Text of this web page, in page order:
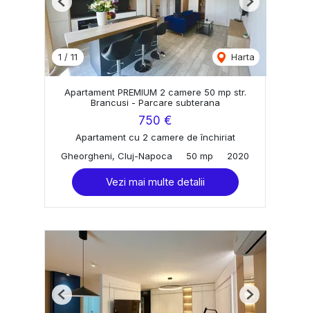
1 / 11 Harta
Previous Next
Apartament PREMIUM 2 camere 50 mp str.
Brancusi - Parcare subterana
750 €
Apartament cu 2 camere de închiriat
Gheorgheni, Cluj-Napoca
50 mp 2020
Vezi mai multe detalii
Previous Next